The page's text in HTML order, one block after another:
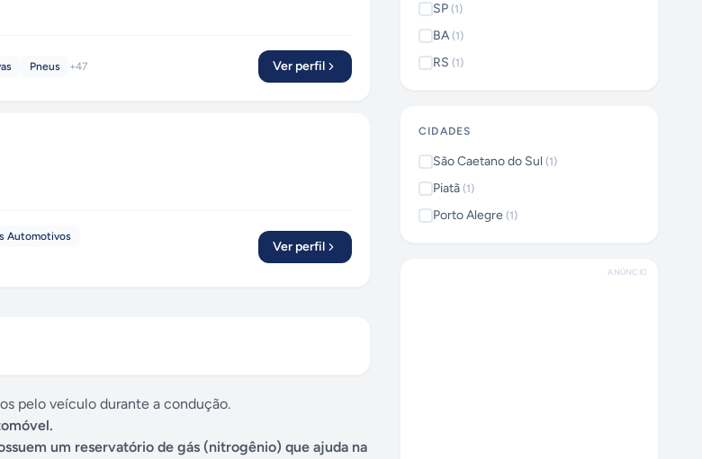
Pneus +47 Ver perfil
Automotivos
Ver perfil
pelo veículo durante a condução.
um reservatório de gás (nitrogênio) que ajuda na
SP (1)
BA (1)
RS (1)
CIDADES
São Caetano do Sul (1)
Piatã (1)
Porto Alegre (1)
ANÚNCIO